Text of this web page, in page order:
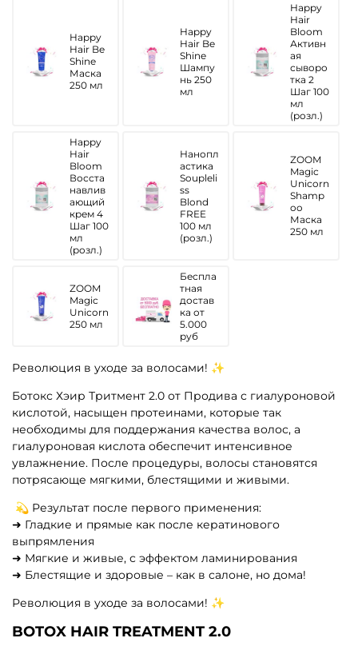
Happy
Hair Be
Shine
Маска
250 мл
Happy
Hair Be
Shine
Шампу
нь 250
мл
Happy
Hair
Bloom
Активн
ая
сыворо
тка 2
Шаг 100
мл
(розл.)
Happy
Hair
Bloom
Восста
навлив
ающий
крем 4
Шаг 100
мл
(розл.)
Нанопл
астика
Soupleli
ss
Blond
FREE
100 мл
(розл.)
ZOOM
Magic
Unicorn
Shamp
oo
Маска
250 мл
ZOOM
Magic
Unicorn
250 мл
Беспла
тная
достав
ка от
5.000
руб
Революция в уходе за волосами! ✨
Ботокс Хэир Тритмент 2.0 от Продива с гиалуроновой
кислотой, насыщен протеинами, которые так
необходимы для поддержания качества волос, а
гиалуроновая кислота обеспечит интенсивное
увлажнение. После процедуры, волосы становятся
потрясающе мягкими, блестящими и живыми.
💫 Результат после первого применения:
➜ Гладкие и прямые как после кератинового
выпрямления
➜ Мягкие и живые, с эффектом ламинирования
➜ Блестящие и здоровые – как в салоне, но дома!
Революция в уходе за волосами! ✨
BOTOX HAIR TREATMENT 2.0